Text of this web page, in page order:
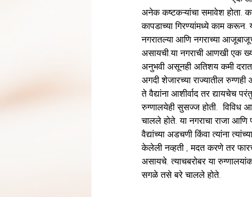
अनेक कष्टकऱ्यांचा समावेश होता.
कापडाच्या गिरण्यांमध्ये काम करून.
नगरातल्या आणि नगराच्या
असायची.या नगराची आणखी एक
अनुभवी असूनही अतिशय कमी
अगदी शेजारच्या राज्यातील
ते वैद्यांना आशीर्वाद तर द्यायचेच
रुग्णालयेही सुसज्ज होती.  विविध
चालले होते. या नगराचा राजा आणि
वैद्यांच्या अडचणी किंवा त्यांना
केलेली नव्हती , मदत करणे तर
असायचे. त्याचबरोबर या
सगळे तसे बरे चालले होते.